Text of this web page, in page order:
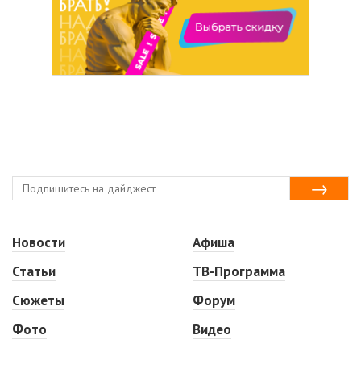
Новости
Статьи
Сюжеты
Фото
Афиша
ТВ-Программа
Форум
Видео